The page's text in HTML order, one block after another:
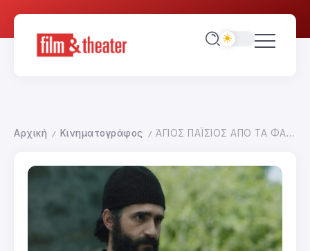
Αρχική / Κινηματογράφος / ΆΓΙΟΣ ΠΑΪΣΙΟΣ ΑΠΟ ΤΑ ΦΑΡΑΣΑ ΣΤΟΝ ΟΥΡΑΝΟ